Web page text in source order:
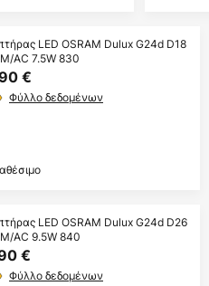
LED OSRAM Dulux G24d D18
AC 7.5W 830
€
Φύλλο δεδομένων
LED OSRAM Dulux G24d D26
AC 9.5W 840
€
Φύλλο δεδομένων